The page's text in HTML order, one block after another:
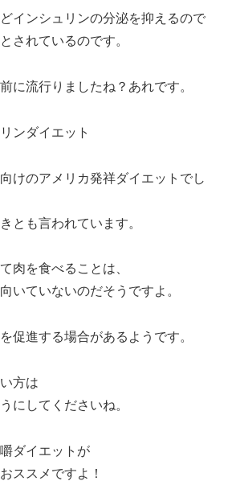
インシュリンの分泌を抑えるので
されているのです。
に流行りましたね？あれです。
ンダイエット
けのアメリカ発祥ダイエットでし
とも言われています。
肉を食べることは、
いていないのだそうですよ。
促進する場合があるようです。
方は
にしてくださいね。
ダイエットが
ススメですよ！